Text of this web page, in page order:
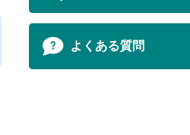
よくある質問